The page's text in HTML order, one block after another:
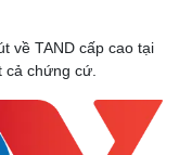
về TAND cấp cao tại
cả chứng cứ.